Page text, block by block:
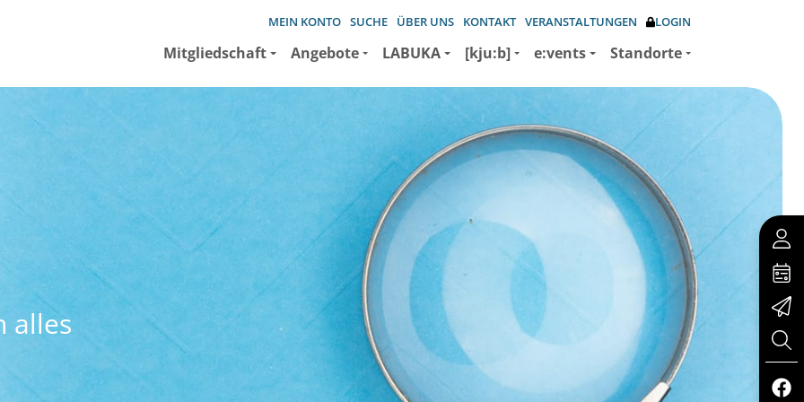
MEIN KONTO SUCHE ÜBER UNS KONTAKT VERANSTALTUNGEN LOGIN
Mitgliedschaft Angebote LABUKA [kju:b] e:vents Standorte
alles